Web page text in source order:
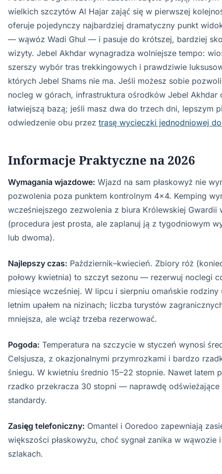
wielkich szczytów Al Hajar zająć się w pierwszej
oferuje pojedynczy najbardziej dramatyczny punkt
— wąwóz Wadi Ghul — i pasuje do krótszej, bardziej
wizyty. Jebel Akhdar wynagradza wolniejsze tempo:
szerszy wybór tras trekkingowych i prawdziwie
których Jebel Shams nie ma. Jeśli możesz sobie
nocleg w górach, infrastruktura ośrodków Jebel Akhdar
łatwiejszą bazą; jeśli masz dwa do trzech dni, lepszym
odwiedzenie obu przez trasę wycieczki jednodniowej
Informacje Praktyczne na 2026
Wymagania wjazdowe: Wjazd na sam płaskowyż nie
pozwolenia poza punktem kontrolnym 4x4. Kemping
wcześniejszego zezwolenia z biura Królewskiej Gwardii
(procedura jest prosta, ale zaplanuj ją z tygodniowym
lub dwoma).
Najlepszy czas: Październik–kwiecień. Zbiory róż
połowy kwietnia) to szczyt sezonu — rezerwuj noclegi
miesiące wcześniej. W lipcu i sierpniu omańskie rodziny
letnim upałem na nizinach; liczba turystów
mniejsza, ale wciąż trzeba rezerwować.
Pogoda: Temperatura na szczycie w styczeń wynosi
Celsjusza, z okazjonalnymi przymrozkami i bardzo
śniegu. W kwietniu średnio 15–22 stopnie. Nawet latem
rzadko przekracza 30 stopni — naprawdę odświeżające
standardy.
Zasięg telefoniczny: Omantel i Ooredoo zapewniają
większości płaskowyżu, choć sygnał zanika w wąwozie
szlakach.